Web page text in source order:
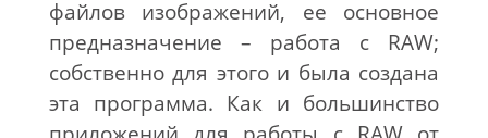
файлов изображений, ее основное
предназначение – работа с RAW;
собственно для этого и была создана
эта программа. Как и большинство